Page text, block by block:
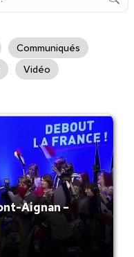
Communiqués
Vidéo
Aignan –